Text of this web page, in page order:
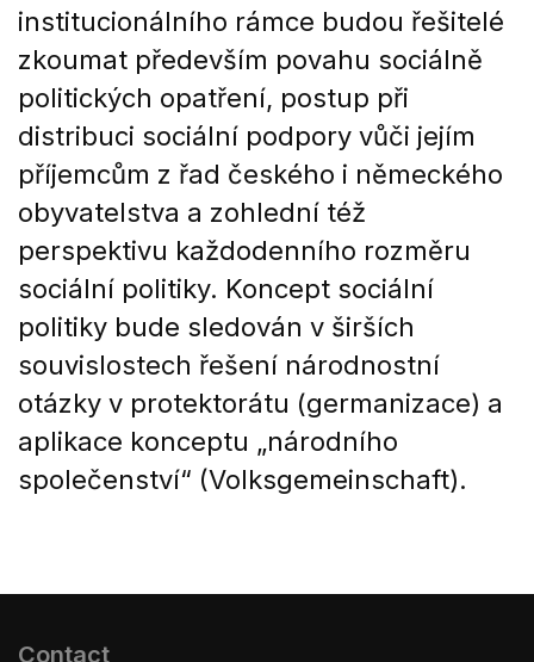
institucionálního rámce budou řešitelé
zkoumat především povahu sociálně
politických opatření, postup při
distribuci sociální podpory vůči jejím
příjemcům z řad českého i německého
obyvatelstva a zohlední též
perspektivu každodenního rozměru
sociální politiky. Koncept sociální
politiky bude sledován v širších
souvislostech řešení národnostní
otázky v protektorátu (germanizace) a
aplikace konceptu „národního
společenství“ (Volksgemeinschaft).
Contact